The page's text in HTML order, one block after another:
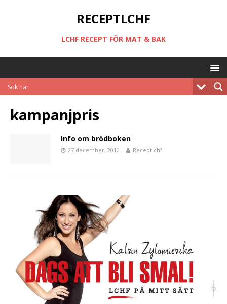
RECEPTLCHF
LCHF RECEPT FÖR MAT & BAK
kampanjpris
Info om brödboken
27 december, 2012 Receptlchf